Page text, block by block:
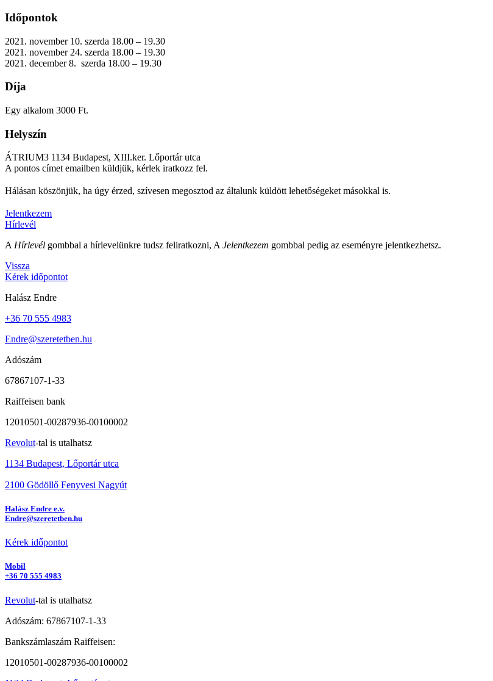
Időpontok
2021. november 10. szerda 18.00 – 19.30
2021. november 24. szerda 18.00 – 19.30
2021. december 8. szerda 18.00 – 19.30
Díja
Egy alkalom 3000 Ft.
Helyszín
ÁTRIUM3 1134 Budapest, XIII.ker. Lőportár utca
A pontos címet emailben küldjük, kérlek iratkozz fel.
Hálásan köszönjük, ha úgy érzed, szívesen megosztod az általunk küldött lehetőségeket másokkal is.
Jelentkezem
Hírlevél
A Hírlevél gombbal a hírlevelünkre tudsz feliratkozni, A Jelentkezem gombbal pedig az eseményre jelentkezhetsz.
Vissza
Kérek időpontot
Halász Endre
+36 70 555 4983
Endre@szeretetben.hu
Adószám
67867107-1-33
Raiffeisen bank
12010501-00287936-00100002
Revolut-tal is utalhatsz
1134 Budapest, Lőportár utca
2100 Gödöllő Fenyvesi Nagyút
Halász Endre e.v.
Endre@szeretetben.hu
Kérek időpontot
Mobil
+36 70 555 4983
Revolut-tal is utalhatsz
Adószám: 67867107-1-33
Bankszámlaszám Raiffeisen:
12010501-00287936-00100002